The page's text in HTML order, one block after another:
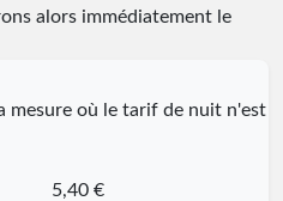
alors immédiatement le
mesure où le tarif de nuit n'est
5,40 €